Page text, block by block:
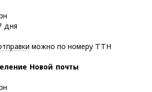
дня
можно по номеру ТТН
Новой почты